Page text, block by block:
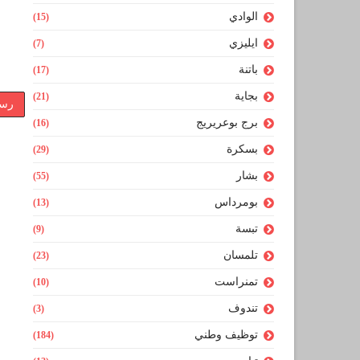
الوادي (15)
ايليزي (7)
باتنة (17)
بجاية (21)
برج بوعريريج (16)
بسكرة (29)
بشار (55)
بومرداس (13)
تبسة (9)
تلمسان (23)
تمنراست (10)
تندوف (3)
توظيف وطني (184)